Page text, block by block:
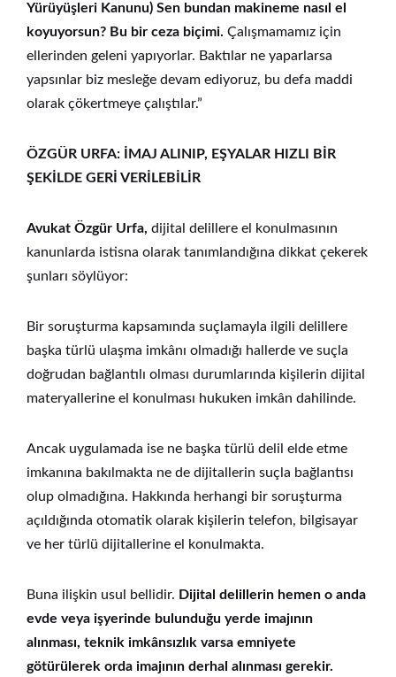
Yürüyüşleri Kanunu) Sen bundan makineme nasıl el
koyuyorsun? Bu bir ceza biçimi. Çalışmamamız için
ellerinden geleni yapıyorlar. Baktılar ne yaparlarsa
yapsınlar biz mesleğe devam ediyoruz, bu defa maddi
olarak çökertmeye çalıştılar.”
ÖZGÜR URFA: İMAJ ALINIP, EŞYALAR HIZLI BİR
ŞEKİLDE GERİ VERİLEBİLİR
Avukat Özgür Urfa, dijital delillere el konulmasının
kanunlarda istisna olarak tanımlandığına dikkat çekerek
şunları söylüyor:
Bir soruşturma kapsamında suçlamayla ilgili delillere
başka türlü ulaşma imkânı olmadığı hallerde ve suçla
doğrudan bağlantılı olması durumlarında kişilerin dijital
materyallerine el konulması hukuken imkân dahilinde.
Ancak uygulamada ise ne başka türlü delil elde etme
imkanına bakılmakta ne de dijitallerin suçla bağlantısı
olup olmadığına. Hakkında herhangi bir soruşturma
açıldığında otomatik olarak kişilerin telefon, bilgisayar
ve her türlü dijitallerine el konulmakta.
Buna ilişkin usul bellidir. Dijital delillerin hemen o anda
evde veya işyerinde bulunduğu yerde imajının
alınması, teknik imkânsızlık varsa emniyete
götürülerek orda imajının derhal alınması gerekir.